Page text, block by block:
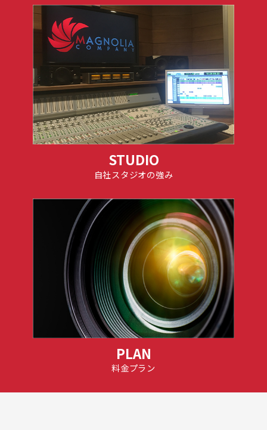
STUDIO
自社スタジオの強み
PLAN
料金プラン